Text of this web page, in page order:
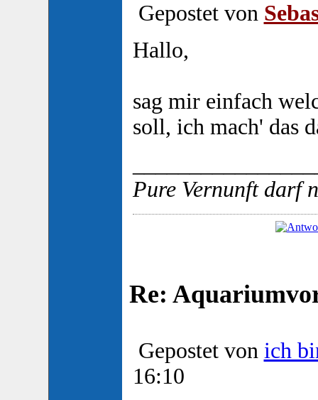
Gepostet von
Hallo,
sag mir einfach
soll, ich mach' das
Pure Vernunft darf
Re:
Gepostet von ich
16:10